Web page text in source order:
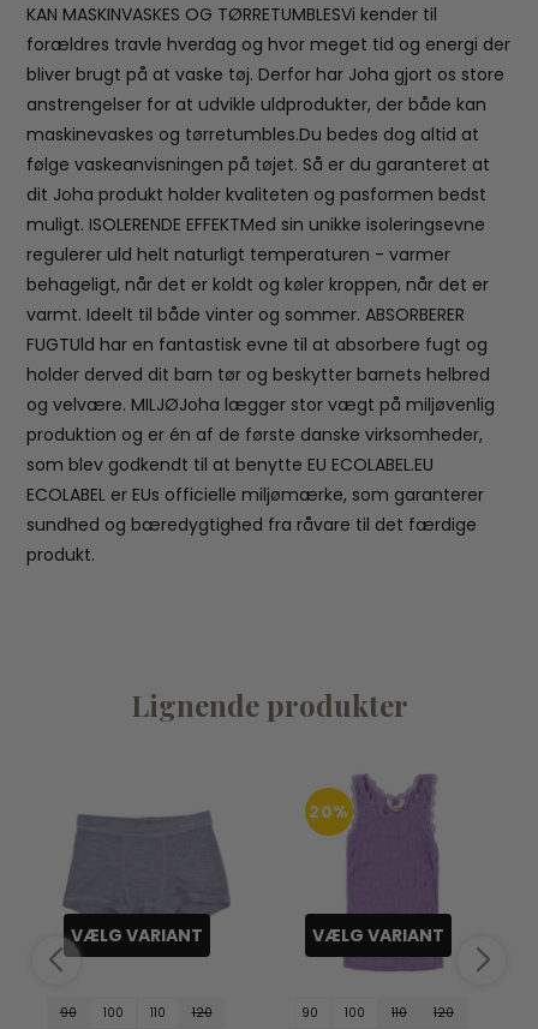
KAN MASKINVASKES OG TØRRETUMBLESVi kender til
forældres travle hverdag og hvor meget tid og energi der
bliver brugt på at vaske tøj. Derfor har Joha gjort os store
anstrengelser for at udvikle uldprodukter, der både kan
maskinevaskes og tørretumbles.Du bedes dog altid at
følge vaskeanvisningen på tøjet. Så er du garanteret at
dit Joha produkt holder kvaliteten og pasformen bedst
muligt. ISOLERENDE EFFEKTMed sin unikke isoleringsevne
regulerer uld helt naturligt temperaturen - varmer
behageligt, når det er koldt og køler kroppen, når det er
varmt. Ideelt til både vinter og sommer. ABSORBERER
FUGTUld har en fantastisk evne til at absorbere fugt og
holder derved dit barn tør og beskytter barnets helbred
og velvære. MILJØJoha lægger stor vægt på miljøvenlig
produktion og er én af de første danske virksomheder,
som blev godkendt til at benytte EU ECOLABEL.EU
ECOLABEL er EUs officielle miljømærke, som garanterer
sundhed og bæredygtighed fra råvare til det færdige
produkt.
Lignende produkter
VÆLG VARIANT
90 100 110
120
20%
VÆLG VARIANT
90 100 110
120